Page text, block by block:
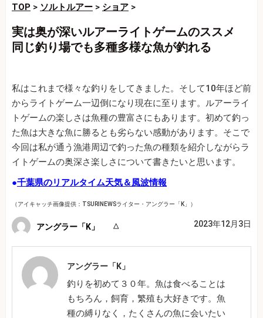
TOP > ソルトルアー > ショア >
実は奥が深いルアーライトゲームのススメ
同じ釣り場でも多種多様な魚が釣れる
私はこれまで様々な釣りをしてきました。そして10年ほど前
からライトゲーム一辺倒になり現在に至ります。ルアーライ
トゲームの楽しさは魚種の豊富さにもあります。初めて釣っ
た魚は大きな魚に勝るとも劣らない感動があります。そこで
今回は私が通う漁港周辺で釣った魚の種類を紹介しながらラ
イトゲームの奥深さ楽しさについて書きたいと思います。
●千葉県のリアルタイム天気＆風波情報
（アイキャッチ画像提供：TSURINEWSライター・アングラー「K」）
アングラー「K」 2023年12月3日
アングラー「K」
釣りを初めて３０年。魚は食べることは
もちろん，飼育，繁殖も大好きです。魚
種の縛りなく，たくさんの魚に会いたい